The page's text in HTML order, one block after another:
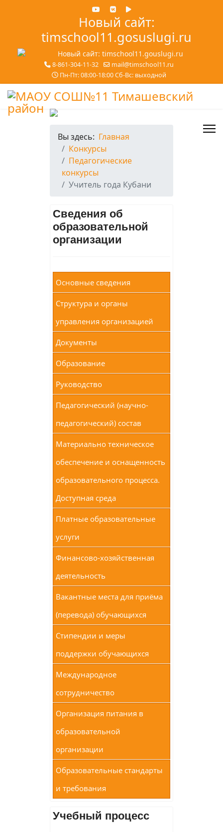
Новый сайт:
timschool11.gosuslugi.ru
8-861-304-11-32
mail@timschool11.ru
Пн-Пт: 08:00-18:00 Сб-Вс: выходной
Вы здесь: Главная
Конкурсы
Педагогические
конкурсы
Учитель года Кубани
Сведения об
образовательной
организации
Основные сведения
Структура и органы
управления организацией
Документы
Образование
Руководство
Педагогический (научно-
педагогический) состав
Материально техническое
обеспечение и оснащенность
образовательного процесса.
Доступная среда
Платные образовательные
услуги
Финансово-хозяйственная
деятельность
Вакантные места для приёма
(перевода) обучающихся
Стипендии и меры
поддержки обучающихся
Международное
сотрудничество
Организация питания в
образовательной
организации
Образовательные стандарты
и требования
Учебный процесс